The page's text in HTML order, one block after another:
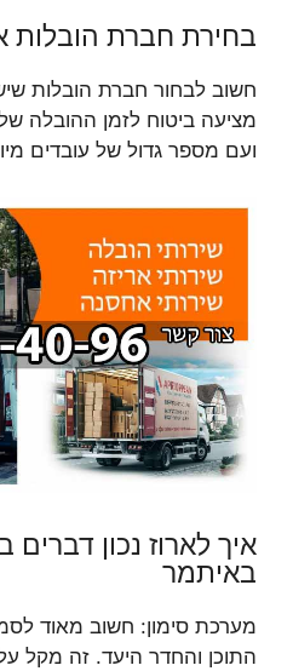
בחירת חברת הובלות
חשוב לבחור חברת הובלות
מציעה ביטוח לזמן ההובלה
ועם מספר גדול של עובדים
איך לארוז נכון
באיתמר
מערכת סימון: חשוב מאוד
התוכן והחדר היעד. זה מקל